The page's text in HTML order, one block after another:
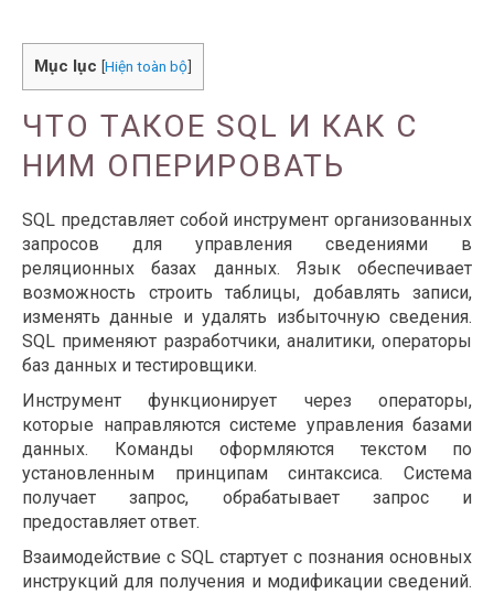
Mục lục [Hiện toàn bộ]
ЧТО ТАКОЕ SQL И КАК С
НИМ ОПЕРИРОВАТЬ
SQL представляет собой инструмент организованных
запросов для управления сведениями в
реляционных базах данных. Язык обеспечивает
возможность строить таблицы, добавлять записи,
изменять данные и удалять избыточную сведения.
SQL применяют разработчики, аналитики, операторы
баз данных и тестировщики.
Инструмент функционирует через операторы,
которые направляются системе управления базами
данных. Команды оформляются текстом по
установленным принципам синтаксиса. Система
получает запрос, обрабатывает запрос и
предоставляет ответ.
Взаимодействие с SQL стартует с познания основных
инструкций для получения и модификации сведений.